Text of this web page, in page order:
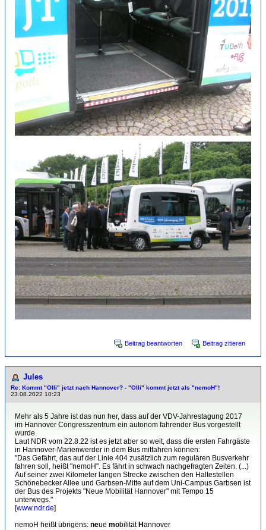
Beitrag beantworten Beitrag zitieren
Jules
Re: Kommt "Olli" jetzt nach Hannover? - "Olli" kommt jetzt als "nemoH"!
23.08.2022 10:23
Mehr als 5 Jahre ist das nun her, dass auf der VDV-Jahrestagung 2017
im Hannover Congresszentrum ein autonom fahrender Bus vorgestellt
wurde.
Laut NDR vom 22.8.22 ist es jetzt aber so weit, dass die ersten Fahrgäste
in Hannover-Marienwerder in dem Bus mitfahren können:
"Das Gefährt, das auf der Linie 404 zusätzlich zum regulären Busverkehr
fahren soll, heißt "nemoH". Es fährt in schwach nachgefragten Zeiten. (...)
Auf seiner zwei Kilometer langen Strecke zwischen den Haltestellen
Schönebecker Allee und Garbsen-Mitte auf dem Uni-Campus Garbsen ist
der Bus des Projekts "Neue Mobilität Hannover" mit Tempo 15
unterwegs."
[www.ndr.de]
nemoH heißt übrigens: neue mobilitätHannover